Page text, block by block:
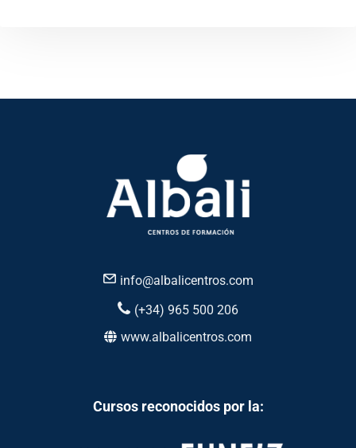
info@albalicentros.com
(+34) 965 500 206
www.albalicentros.com
Cursos reconocidos por la: